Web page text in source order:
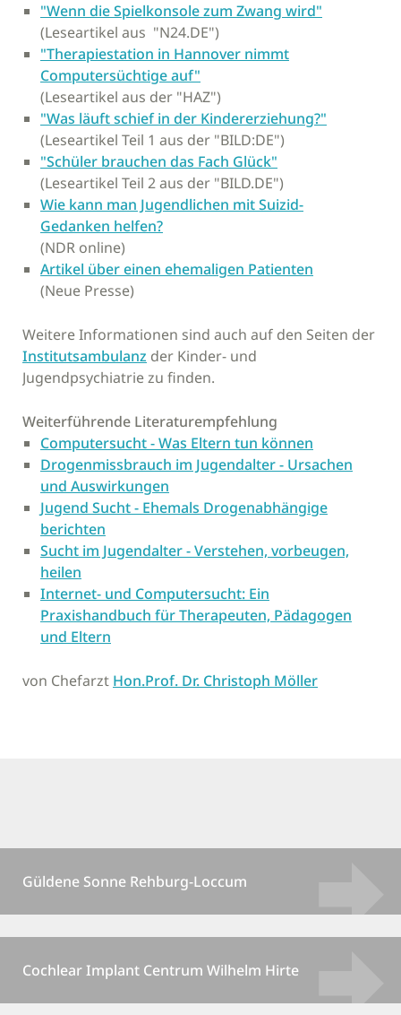
"Wenn die Spielkonsole zum Zwang wird"
(Leseartikel aus "N24.DE")
"Therapiestation in Hannover nimmt
Computersüchtige auf"
(Leseartikel aus der "HAZ")
"Was läuft schief in der Kindererziehung?"
(Leseartikel Teil 1 aus der "BILD:DE")
"Schüler brauchen das Fach Glück"
(Leseartikel Teil 2 aus der "BILD.DE")
Wie kann man Jugendlichen mit Suizid-
Gedanken helfen?
(NDR online)
Artikel über einen ehemaligen Patienten
(Neue Presse)
Weitere Informationen sind auch auf den Seiten der
Institutsambulanz der Kinder- und
Jugendpsychiatrie zu finden.
Weiterführende Literaturempfehlung
Computersucht - Was Eltern tun können
Drogenmissbrauch im Jugendalter - Ursachen
und Auswirkungen
Jugend Sucht - Ehemals Drogenabhängige
berichten
Sucht im Jugendalter - Verstehen, vorbeugen,
heilen
Internet- und Computersucht: Ein
Praxishandbuch für Therapeuten, Pädagogen
und Eltern
von Chefarzt Hon.Prof. Dr. Christoph Möller
Güldene Sonne Rehburg-Loccum
Cochlear Implant Centrum Wilhelm Hirte